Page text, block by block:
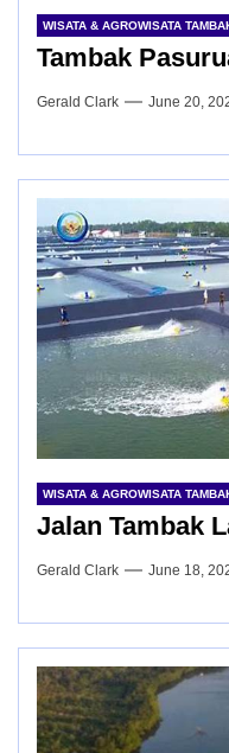
WISATA & AGROWISATA
Tambak
Gerald Clark June 20,
WISATA & AGROWISATA
Jalan Tambak
Gerald Clark June 18,